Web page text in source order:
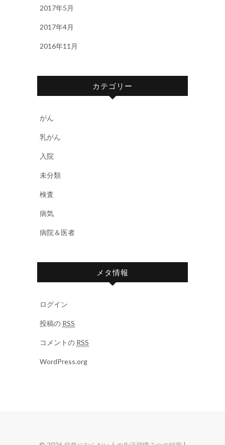
2017年5月
2017年4月
2016年11月
カテゴリー
がん
乳がん
入院
未分類
検査
病気
病院＆医者
メタ情報
ログイン
投稿の RSS
コメントの RSS
WordPress.org